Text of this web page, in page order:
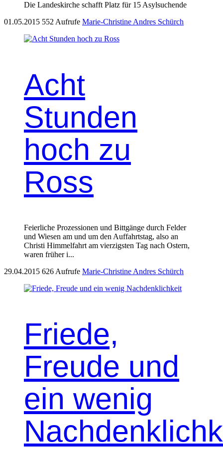
Die Landeskirche schafft Platz für 15 Asylsuchende
01.05.2015 552 Aufrufe Marie-Christine Andres Schürch
Acht
Stunden
hoch zu
Ross
Feier­liche Prozes­sio­nen und Bittgänge durch Felder
und Wiesen am und um den Auf­fahrt­stag, also an
Christi Him­melfahrt am vierzig­sten Tag nach Ostern,
waren früher i...
29.04.2015 626 Aufrufe Marie-Christine Andres Schürch
Friede,
Freude und
ein wenig